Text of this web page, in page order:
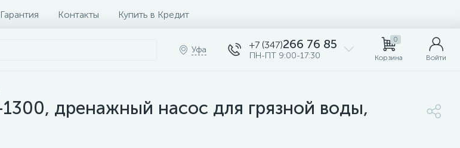
Гарантия Контакты Купить в Кредит
Уфа +7 (347)266 76 85
ПН-ПТ 9:00-17:30
0
Корзина Войти
дренажный насос для грязной воды,